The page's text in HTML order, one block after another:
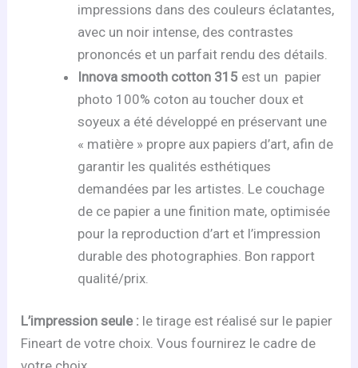
impressions dans des couleurs éclatantes,
avec un noir intense, des contrastes
prononcés et un parfait rendu des détails.
Innova smooth cotton 315 est un papier
photo 100% coton au toucher doux et
soyeux a été développé en préservant une
« matière » propre aux papiers d’art, afin de
garantir les qualités esthétiques
demandées par les artistes. Le couchage
de ce papier a une finition mate, optimisée
pour la reproduction d’art et l’impression
durable des photographies. Bon rapport
qualité/prix.
L’impression seule : le tirage est réalisé sur le papier
Fineart de votre choix. Vous fournirez le cadre de